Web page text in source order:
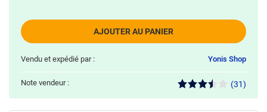
AJOUTER AU PANIER
Vendu et expédié par : Yonis Shop
Note vendeur : (31)